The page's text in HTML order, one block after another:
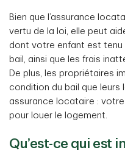
Bien que l’assurance
vertu de la loi, elle peut
dont votre enfant est tenu
bail, ainsi que les frais
De plus, les propriétaires
condition du bail que
assurance locataire :
pour louer le logement.
Qu’est-ce qui est